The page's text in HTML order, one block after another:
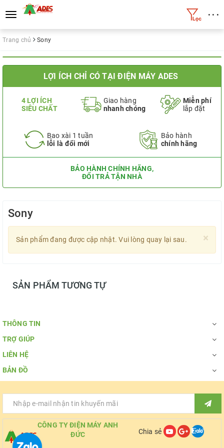
Toggle
navigation
• • •
Trang chủ Sony
LỢI ÍCH CHỈ CÓ TẠI ĐIỆN MÁY ADES
4 LỢI ÍCH
SIÊU CHẤT
Giao hàng
nhanh chóng
Miễn phí
lắp đặt
Bao xài 1 tuần
lỗi là đổi mới
Bảo hành
chính hãng
BẢO HÀNH CHÍNH HÃNG,
ĐỔI TRẢ TẬN NHÀ
Sony
×
Sản phẩm đang được cập nhật. Vui lòng quay lại sau.
SẢN PHẨM TƯƠNG TỰ
THÔNG TIN
TRỢ GIÚP
LIÊN HỆ
BẢN ĐỒ
CÔNG TY ĐIỆN MÁY ANH
ĐỨC
Chia sẻ